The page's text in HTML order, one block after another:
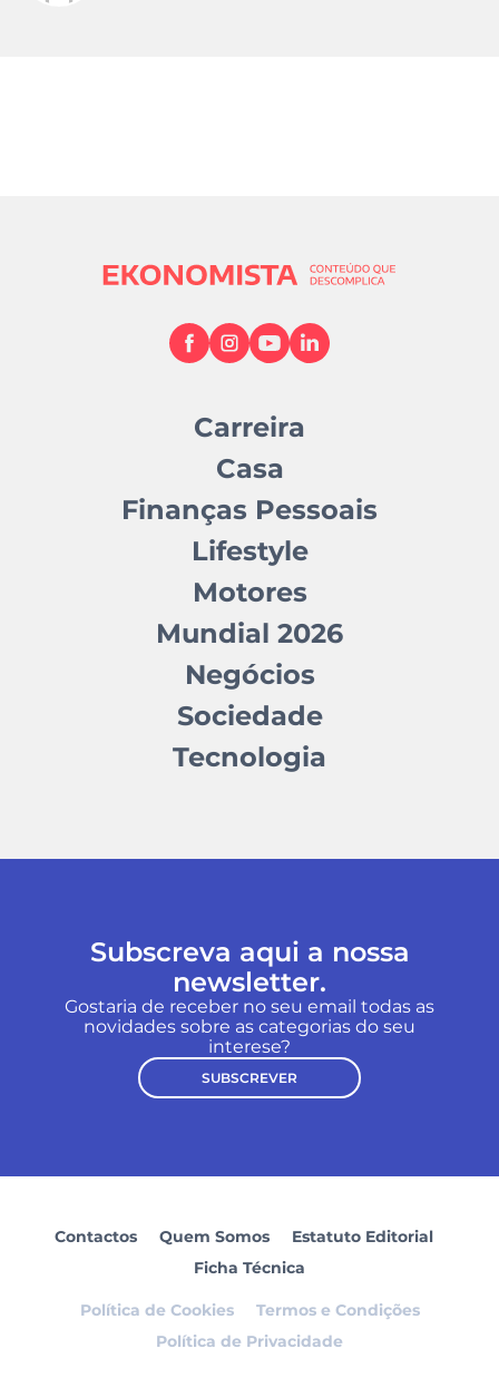
Carreira
Casa
Finanças Pessoais
Lifestyle
Motores
Mundial 2026
Negócios
Sociedade
Tecnologia
Subscreva aqui a nossa
newsletter.
Gostaria de receber no seu email todas as
novidades sobre as categorias do seu
interese?
SUBSCREVER
Contactos Quem Somos
Estatuto Editorial
Ficha Técnica
Política de Cookies
Termos e Condições
Política de Privacidade